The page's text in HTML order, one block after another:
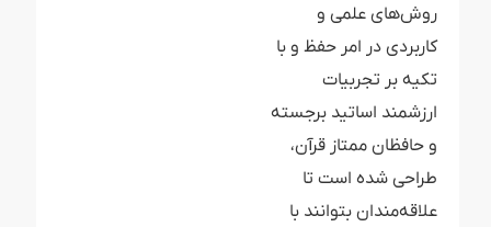
روش‌های علمی و
کاربردی در امر حفظ و با
تکیه بر تجربیات
ارزشمند اساتید برجسته
و حافظان ممتاز قرآن،
طراحی شده است تا
علاقه‌مندان بتوانند با